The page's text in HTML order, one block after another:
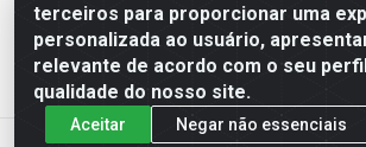
terceiros para proporcionar uma
personalizada ao usuário,
relevante de acordo com o seu
qualidade do nosso site.
Aceitar Negar não essenciais
Jumbo Alimentos Cascavel - Matriz - Rua
Santos Dumont, Cascavel-PR - CEP
85.522.043/0001-90